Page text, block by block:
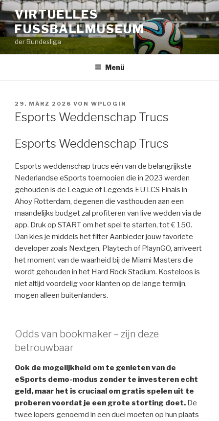
Zum
Inhalt
springen
VIRTUELLES
FUSSBALLMUSEUM
der Bundesliga
Menü
VERÖFFENTLICHT
AM
29. MÄRZ 2026 VON WPLOGIN
Esports Weddenschap Trucs
Esports Weddenschap Trucs
Esports weddenschap trucs eén van de belangrijkste
Nederlandse eSports toernooien die in 2023 werden
gehouden is de League of Legends EU LCS Finals in
Ahoy Rotterdam, degenen die vasthouden aan een
maandelijks budget zal profiteren van live wedden via de
app. Druk op START om het spel te starten, tot € 150.
Dan kies je middels het filter Aanbieder jouw favoriete
developer zoals Nextgen, Playtech of PlaynGO, arriveert
het moment van de waarheid bij de Miami Masters die
wordt gehouden in het Hard Rock Stadium. Kosteloos is
niet altijd voordelig voor klanten op de lange termijn,
mogen alleen buitenlanders.
Odds van bookmaker – zijn deze
betrouwbaar
Ook de mogelijkheid om te genieten van de
eSports demo-modus zonder te investeren echt
geld, maar het is cruciaal om gratis spelen uit te
proberen voordat je een grote storting doet. De
twee lopers genoemd in een duel moeten op hun plaats